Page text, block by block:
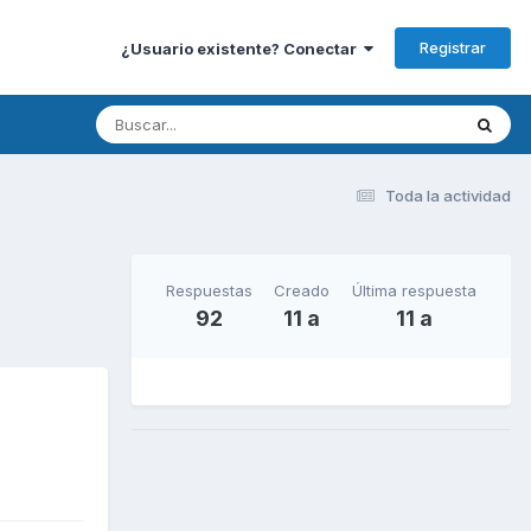
¿Usuario existente? Conectar Registrar
Toda la actividad
Respuestas
92
Creado
11 a
Última respuesta
11 a